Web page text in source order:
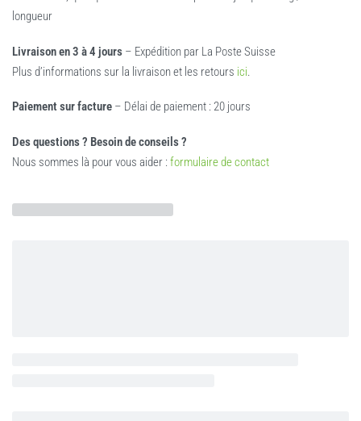
longueur
Livraison en 3 à 4 jours – Expédition par La Poste Suisse
Plus d’informations sur la livraison et les retours ici.
Paiement sur facture – Délai de paiement : 20 jours
Des questions ? Besoin de conseils ?
Nous sommes là pour vous aider : formulaire de contact